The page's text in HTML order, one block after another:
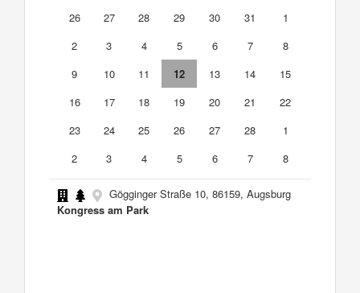
26
27 28 29 30 31
1
2
3 4 5 6 7
8
9
10 11 12 13 14
15
16
17 18 19 20 21
22
23
24 25 26 27 28
1
2
3 4 5 6 7 8
Gögginger Straße 10, 86159, Augsburg
Kongress am Park